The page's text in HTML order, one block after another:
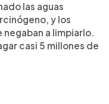
las aguas
y los
negaban a limpiarlo.
casi 5 millones de